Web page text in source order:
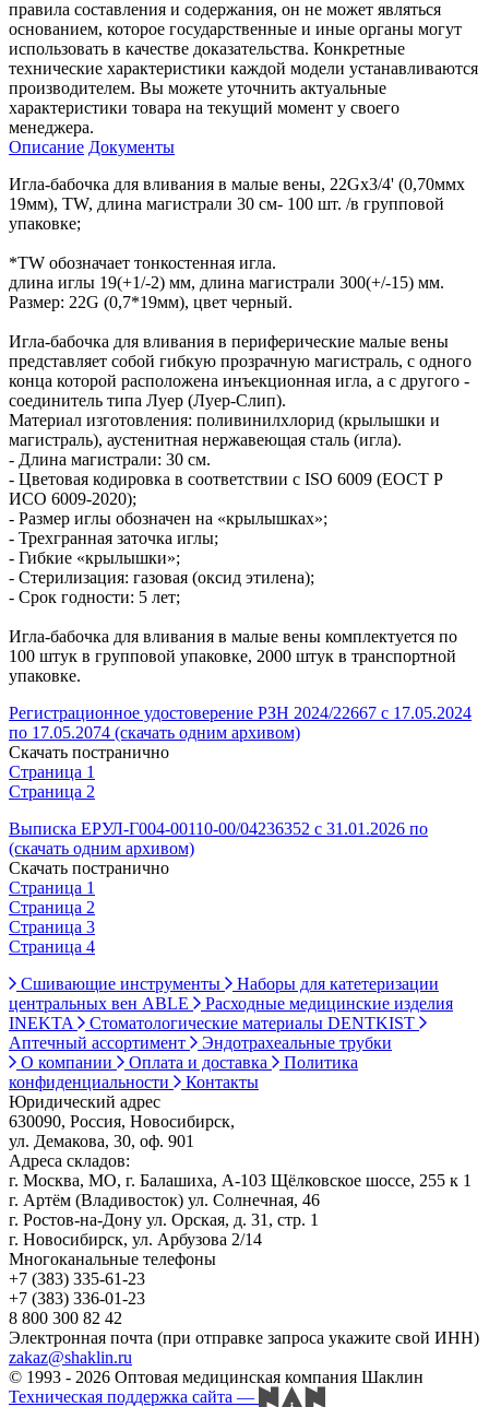
правила составления и содержания, он не может являться
основанием, которое государственные и иные органы могут
использовать в качестве доказательства. Конкретные
технические характеристики каждой модели устанавливаются
производителем. Вы можете уточнить актуальные
характеристики товара на текущий момент у своего
менеджера.
Описание Документы
Игла-бабочка для вливания в малые вены, 22Gx3/4' (0,70ммх
19мм), TW, длина магистрали 30 см- 100 шт. /в групповой
упаковке;
*TW обозначает тонкостенная игла.
длина иглы 19(+1/-2) мм, длина магистрали 300(+/-15) мм.
Размер: 22G (0,7*19мм), цвет черный.
Игла-бабочка для вливания в периферические малые вены
представляет собой гибкую прозрачную магистраль, с одного
конца которой расположена инъекционная игла, а с другого -
соединитель типа Луер (Луер-Слип).
Материал изготовления: поливинилхлорид (крылышки и
магистраль), аустенитная нержавеющая сталь (игла).
- Длина магистрали: 30 см.
- Цветовая кодировка в соответствии с ISO 6009 (ЕОСТ Р
ИСО 6009-2020);
- Размер иглы обозначен на «крылышках»;
- Трехгранная заточка иглы;
- Гибкие «крылышки»;
- Стерилизация: газовая (оксид этилена);
- Срок годности: 5 лет;
Игла-бабочка для вливания в малые вены комплектуется по
100 штук в групповой упаковке, 2000 штук в транспортной
упаковке.
Регистрационное удостоверение РЗН 2024/22667 с 17.05.2024
по 17.05.2074 (скачать одним архивом)
Скачать постранично
Страница 1
Страница 2
Выписка ЕРУЛ-Г004-00110-00/04236352 с 31.01.2026 по
(скачать одним архивом)
Скачать постранично
Страница 1
Страница 2
Страница 3
Страница 4
Сшивающие инструменты
Наборы для катетеризации
центральных вен ABLE
Расходные медицинские изделия
INEKTA
Стоматологические материалы DENTKIST
Аптечный ассортимент
Эндотрахеальные трубки
О компании
Оплата и доставка
Политика
конфиденциальности
Контакты
Юридический адрес
630090, Россия, Новосибирск,
ул. Демакова, 30, оф. 901
Адреса складов:
г. Москва, МО, г. Балашиха, А-103 Щёлковское шоссе, 255 к 1
г. Артём (Владивосток) ул. Солнечная, 46
г. Ростов-на-Дону ул. Орская, д. 31, стр. 1
г. Новосибирск, ул. Арбузова 2/14
Многоканальные телефоны
+7 (383) 335-61-23
+7 (383) 336-01-23
8 800 300 82 42
Электронная почта (при отправке запроса укажите свой ИНН)
zakaz@shaklin.ru
© 1993 - 2026 Оптовая медицинская компания Шаклин
Техническая поддержка сайта —